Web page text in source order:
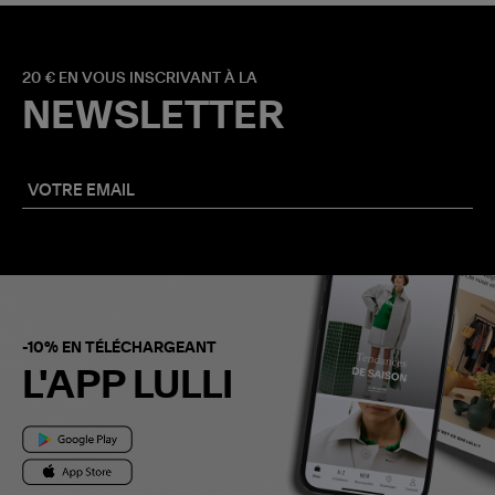
20 € EN VOUS INSCRIVANT À LA
NEWSLETTER
-10% EN TÉLÉCHARGEANT
L'APP LULLI